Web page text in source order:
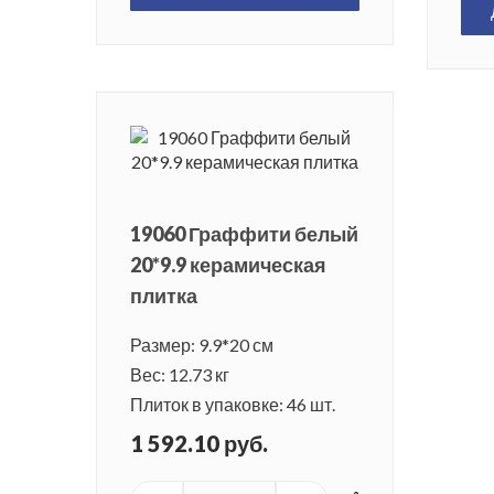
19060 Граффити белый
20*9.9 керамическая
плитка
Размер: 9.9*20 см
Вес: 12.73 кг
Плиток в упаковке: 46 шт.
1 592.10 руб.